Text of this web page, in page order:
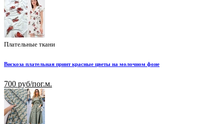
Плательные ткани
Вискоза плательная принт красные цветы на молочном фоне
700 руб/пог.м.